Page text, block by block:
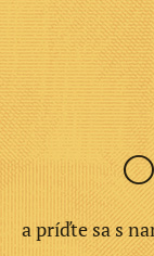
a príďte sa s